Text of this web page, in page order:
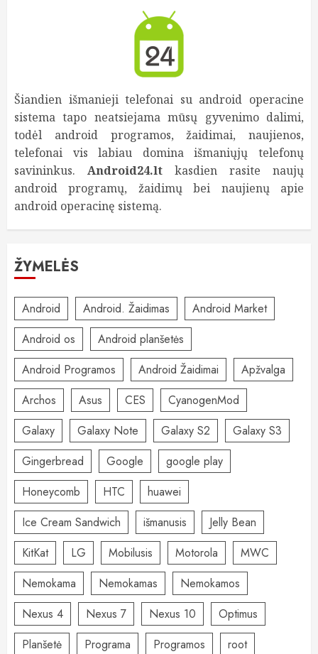
Šiandien išmanieji telefonai su android operacine
sistema tapo neatsiejama mūsų gyvenimo dalimi,
todėl android programos, žaidimai, naujienos,
telefonai vis labiau domina išmaniųjų telefonų
savininkus. Android24.lt kasdien rasite naujų
android programų, žaidimų bei naujienų apie
android operacinę sistemą.
ŽYMELĖS
Android Android. Žaidimas
Android Market
Android os
Android planšetės
Android Programos
Android Žaidimai
Apžvalga
Archos
Asus CES
CyanogenMod
Galaxy
Galaxy Note Galaxy S2
Galaxy S3
Gingerbread
Google
google play
Honeycomb
HTC
huawei
Ice Cream Sandwich
išmanusis
Jelly Bean
KitKat
LG Mobilusis Motorola
MWC
Nemokama
Nemokamas
Nemokamos
Nexus 4
Nexus 7 Nexus 10
Optimus
Planšetė
Programa Programos
root